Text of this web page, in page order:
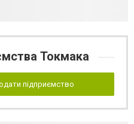
Токмака
підприємство